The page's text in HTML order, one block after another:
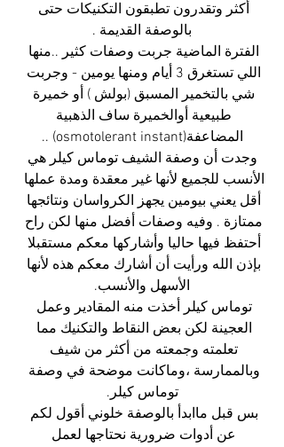
أكثر وتقدرون تطبقون التكنيكات حتى
بالوصفة القديمة .
الفترة الماضية جربت وصفات كثير ..منها
اللي تستغرق 3 أيام ومنها يومين - وجربت
شي بالتخمير المسبق (بولش ) أو خميرة
طبيعية أوالخميرة ساف الذهبية
المضاعفة(osmotolerant instant) ..
وجدت أن وصفة الشيف توماس كيلر هي
الأنسب للجميع لأنها غير معقدة ومدة عملها
أقل يعني بيومين يجهز الكرواسان ونتائجها
ممتازة . وفيه وصفات أفضل منها لكن راح
أحتفظ فيها حاليا وأشاركها معكم مستقبلا
بإذن الله ورأيت أن أشارك معكم هذه لأنها
الأسهل والأنسب.
توماس كيلر أخذت منه المقادير وعمل
العجينة لكن بعض النقاط والتكنيك مما
تعلمته وجمعته من أكثر من شيف
وبالممارسة ،وماكانت موضحة في وصفة
توماس كيلر.
بس قبل ماابدأ بالوصفة خلوني أقول لكم
عن أدوات ضرورية نحتاجها لعمل